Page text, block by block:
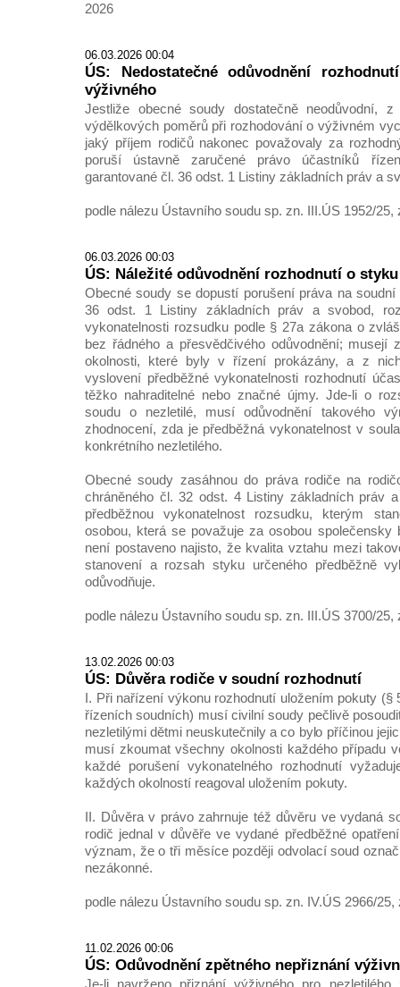
2026
06.03.2026 00:04
ÚS: Nedostatečné odůvodnění
výživného
Jestliže obecné soudy dostatečně neodůvodní,
výdělkových poměrů při rozhodování o výživném
jaký příjem rodičů nakonec považovaly za
poruší ústavně zaručené právo účastníků
garantované čl. 36 odst. 1 Listiny základních práv a
podle nálezu Ústavního soudu sp. zn. III.ÚS 1952/25,
06.03.2026 00:03
ÚS: Náležité odůvodnění rozhodnutí o
Obecné soudy se dopustí porušení práva na
36 odst. 1 Listiny základních práv a svobod,
vykonatelnosti rozsudku podle § 27a zákona o
bez řádného a přesvědčivého odůvodnění; musejí
okolnosti, které byly v řízení prokázány, a z
vyslovení předběžné vykonatelnosti rozhodnutí
těžko nahraditelné nebo značné újmy. Jde-li o
soudu o nezletilé, musí odůvodnění takového
zhodnocení, zda je předběžná vykonatelnost v
konkrétního nezletilého.
Obecné soudy zasáhnou do práva rodiče na
chráněného čl. 32 odst. 4 Listiny základních práv
předběžnou vykonatelnost rozsudku, kterým
osobou, která se považuje za osobou společensky
není postaveno najisto, že kvalita vztahu mezi
stanovení a rozsah styku určeného předběžně
odůvodňuje.
podle nálezu Ústavního soudu sp. zn. III.ÚS 3700/25,
13.02.2026 00:03
ÚS: Důvěra rodiče v soudní rozhodnutí
I. Při nařízení výkonu rozhodnutí uložením pokuty (§
řízeních soudních) musí civilní soudy pečlivě
nezletilými dětmi neuskutečnily a co bylo příčinou
musí zkoumat všechny okolnosti každého případu
každé porušení vykonatelného rozhodnutí
každých okolností reagoval uložením pokuty.
II. Důvěra v právo zahrnuje též důvěru ve vydaná
rodič jednal v důvěře ve vydané předběžné
význam, že o tři měsíce později odvolací soud
nezákonné.
podle nálezu Ústavního soudu sp. zn. IV.ÚS 2966/25,
11.02.2026 00:06
ÚS: Odůvodnění zpětného nepřiznání
Je-li navrženo přiznání výživného pro